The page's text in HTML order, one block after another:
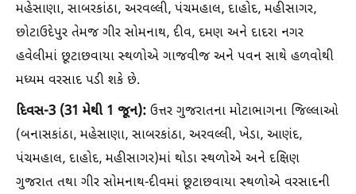
મહેસાણા, સાબરકાંઠા, અરવલ્લી, પંચમહાલ, દાહોદ, મહીસાગર,
છોટાઉદેપુર તેમજ ગીર સોમનાથ, દીવ, દમણ અને દાદરા નગર
હવેલીમાં છૂટાછવાયા સ્થળોએ ગાજવીજ અને પવન સાથે હળવોથી
મધ્યમ વરસાદ પડી શકે છે.
દિવસ-3 (31 મેથી 1 જૂન): ઉત્તર ગુજરાતના મોટાભાગના જિલ્લાઓ
(બનાસકાંઠા, મહેસાણા, સાબરકાંઠા, અરવલ્લી, ખેડા, આણંદ,
પંચમહાલ, દાહોદ, મહીસાગર)માં થોડા સ્થળોએ અને દક્ષિણ
ગુજરાત તથા ગીર સોમનાથ-દીવમાં છૂટાછવાયા સ્થળોએ વરસાદની